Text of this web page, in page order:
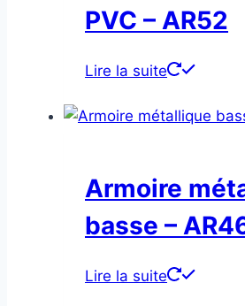
PVC – AR52
Lire la suite
Armoire
basse –
Lire la suite